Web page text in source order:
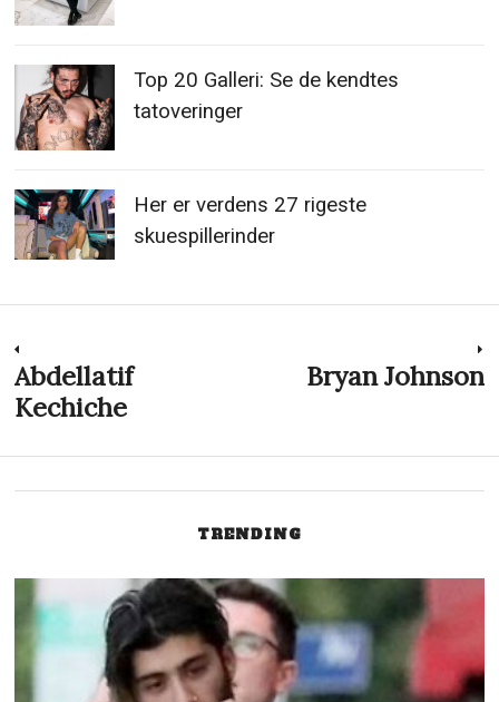
Top 20 Galleri: Se de kendtes
tatoveringer
Her er verdens 27 rigeste
skuespillerinder
Indlægsnavigation
Previous
post:
Abdellatif
Kechiche
Bryan Johnson
TRENDING